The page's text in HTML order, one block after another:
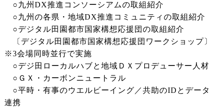
○九州DX推進コンソーシアムの取組紹介
○九州の各県・地域DX推進コミュニティの取組紹介
○デジタル田園都市国家構想応援団の取組紹介
〔デジタル田園都市国家構想応援団ワークショップ〕
※3会場同時並行で実施
○デジ田ローカルハブと地域ＤＸプロデューサー人材
○ＧＸ・カーボンニュートラル
○平時・有事のウエルビーイング／共助のIDとデータ
連携